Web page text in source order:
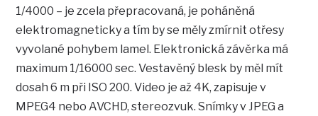
1/4000 – je zcela přepracovaná, je poháněná
elektromagneticky a tím by se měly zmírnit otřesy
vyvolané pohybem lamel. Elektronická závěrka má
maximum 1/16000 sec. Vestavěný blesk by měl mít
dosah 6 m při ISO 200. Video je až 4K, zapisuje v
MPEG4 nebo AVCHD, stereozvuk. Snímky v JPEG a